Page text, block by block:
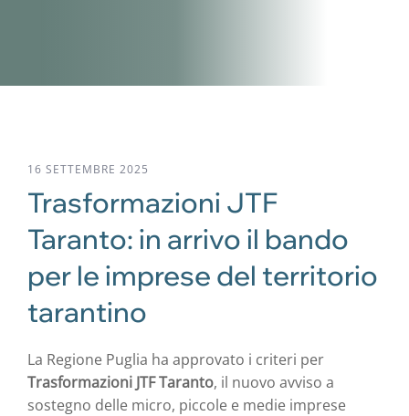
16 SETTEMBRE 2025
Trasformazioni JTF
Taranto: in arrivo il bando
per le imprese del territorio
tarantino
La Regione Puglia ha approvato i criteri per
Trasformazioni JTF Taranto, il nuovo avviso a
sostegno delle micro, piccole e medie imprese